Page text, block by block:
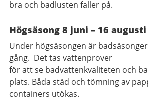
bra och badlusten faller på.
Högsäsong 8 juni – 16 augusti
Under högsäsongen är
gång. Det tas vattenprover
för att se badvattenkvaliteten och
plats. Båda städ och tömning av
containers utökas.